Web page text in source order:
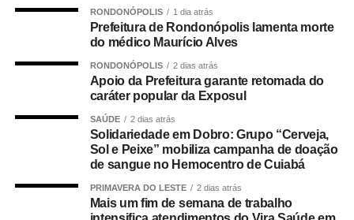
600 milhões.
Quem tem direito ao Abono
Salarial
Tem direito ao benefício o trabalhador que:
• Está inscrito no Pis/Pasep há pelo menos cinco anos;
• Trabalhou com carteira assinada por no mínimo 30 dias
RONDONÓPOLIS 1 dia atrás
Prefeitura de Rondonópolis lamenta morte
do médico Maurício Alves
RONDONÓPOLIS 2 dias atrás
Apoio da Prefeitura garante retomada do
caráter popular da Exposul
SAÚDE 2 dias atrás
Solidariedade em Dobro: Grupo “Cerveja,
Sol e Peixe” mobiliza campanha de doação
de sangue no Hemocentro de Cuiabá
PRIMAVERA DO LESTE 2 dias atrás
Mais um fim de semana de trabalho